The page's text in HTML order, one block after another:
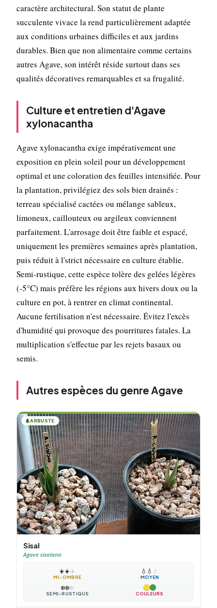
caractère architectural. Son statut de plante
succulente vivace la rend particulièrement adaptée
aux conditions urbaines difficiles et aux jardins
durables. Bien que non alimentaire comme certains
autres Agave, son intérêt réside surtout dans ses
qualités décoratives remarquables et sa frugalité.
Culture et entretien d'Agave
xylonacantha
Agave xylonacantha exige impérativement une
exposition en plein soleil pour un développement
optimal et une coloration des feuilles intensifiée. Pour
la plantation, privilégiez des sols bien drainés :
terreau spécialisé cactées ou mélange sableux,
limoneux, caillouteux ou argileux conviennent
parfaitement. L'arrosage doit être faible et espacé,
uniquement les premières semaines après plantation,
puis réduit à l'strict nécessaire en culture établie.
Semi-rustique, cette espèce tolère des gelées légères
(-5°C) mais préfère les régions aux hivers doux ou la
culture en pot, à rentrer en climat continental.
Aucune fertilisation n'est nécessaire. Évitez l'excès
d'humidité qui provoque des pourritures fatales. La
multiplication s'effectue par les rejets basaux ou
semis.
Autres espèces du genre Agave
🌲ARBUSTE
Sisal
Agave sisalana
☀️☀️☀️
MI-OMBRE
💧 💧 💧
MOYEN
❄️❄️❄️
SEMI-RUSTIQUE COULEURS